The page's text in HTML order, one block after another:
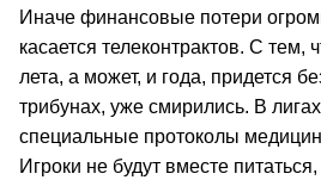
Иначе финансовые потери
касается телеконтрактов. С тем,
лета, а может, и года, придется
трибунах, уже смирились. В
специальные протоколы
Игроки не будут вместе